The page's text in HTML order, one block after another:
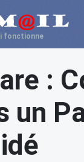
fonctionne
: